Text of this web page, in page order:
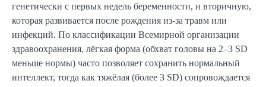
генетически с первых недель беременности, и вторичную,
которая развивается после рождения из-за травм или
инфекций. По классификации Всемирной организации
здравоохранения, лёгкая форма (обхват головы на 2–3 SD
меньше нормы) часто позволяет сохранить нормальный
интеллект, тогда как тяжёлая (более 3 SD) сопровождается